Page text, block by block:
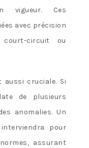
vigueur. Ces
avec précision
circuit ou
aussi cruciale. Si
de plusieurs
anomalies. Un
pour
assurant